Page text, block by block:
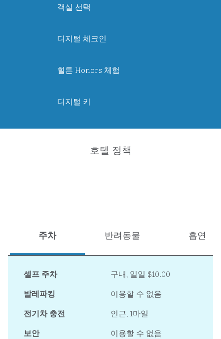
객실 선택
디지털 체크인
힐튼 Honors 체험
디지털 키
호텔 정책
주차 반려동물 흡연
셀프 주차 구내, 일일 $10.00
발레파킹
이용할 수 없음
전기차 충전
인근, 1마일
보안
이용할 수 없음